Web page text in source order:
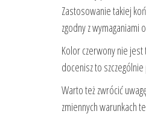
Zastosowanie takiej
zgodny z wymaganiami
Kolor czerwony nie
docenisz to
Warto też zwrócić
zmiennych warunkach